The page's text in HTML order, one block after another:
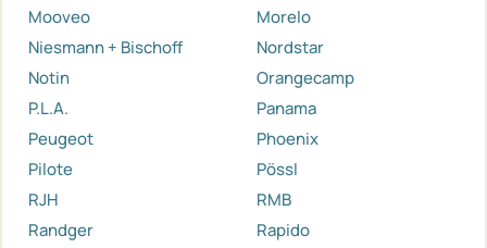
Mooveo
Morelo
Niesmann + Bischoff
Nordstar
Notin
Orangecamp
P.L.A.
Panama
Peugeot
Phoenix
Pilote
Pössl
RJH
RMB
Randger
Rapido